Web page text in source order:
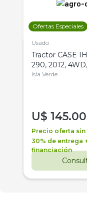
Ofertas Especiales
Usado
Tractor CASE
290, 2012,
Isla Verde
U$
Precio oferta sin
30% de entrega
financiación